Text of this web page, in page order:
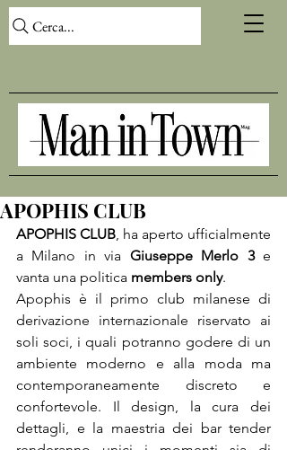
Cerca...
APOPHIS CLUB
APOPHIS CLUB, ha aperto ufficialmente
a Milano in via Giuseppe Merlo 3 e
vanta una politica members only.
Apophis è il primo club milanese di
derivazione internazionale riservato ai
soli soci, i quali potranno godere di un
ambiente moderno e alla moda ma
contemporaneamente discreto e
confortevole. Il design, la cura dei
dettagli, e la maestria dei bar tender